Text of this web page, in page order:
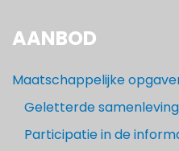
AANBOD
Maatschappelijke
Geletterde samenleving
Participatie in de